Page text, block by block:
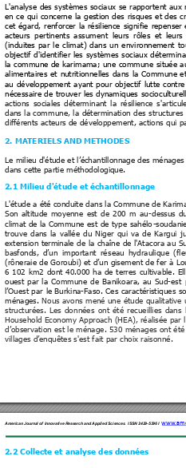
L'analyse des systèmes sociaux se rapportent aux
en ce qui concerne la gestion des risques et des
cet égard, renforcer la résilience signifie repenser
acteurs pertinents assument leurs rôles et leurs
(induites par le climat) dans un environnement
objectif d'identifier les systèmes sociaux dé
la commune de karimama; une commune située
alimentaires et nutritionnelles dans la Commune e
au développement ayant pour objectif lutte con
nécessaire de trouver les dynamiques socioc
actions sociales déterminant la résilience
dans la commune, la détermination des structures
différents acteurs de développement, actions qui
2. MATERIELS AND METHODES
Le milieu d'étude et l’échantillonnage des ménages
dans cette partie méthodologique.
2.1 Milieu d'étud e et échantillonnage
L'étude a été conduite dans la Commune de
Son altitude moyenne est de 200 m au-dessus
climat de la Commune est de type sahélo-
trouve dans la vallée du Niger qui va de Kargui
extension terminale de la chaîne de l'Atacora au
basfonds, d’un important réseau hydraulique
(rôneraie de Goroubi) et d’un gisement de fer à
6 102 km2 dont 40.000 ha de terres cultivable.
ouest par la Commune de Banikoara, au Sud-est
l’Ouest par le Burkina-Faso. Ces caractéristiques
ménages. Nous avons mené une étude qualitative
structurées. Les données ont été recueillies dans
Household Economy Approach (HEA), réalisée par
d’observation est le ménage. 530 ménages ont
villages d’enquêtes s'est fait par choix raisonné.
American Journal of Innovative Research and Applied Sciences. ISSN 2429-5396 I
2.2 Collecte et analyse des données